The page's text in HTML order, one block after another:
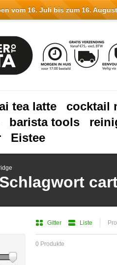
tea latte
cocktail
barista tools
Eistee
Gitter Liste
0 Produkte
vom 16. Juli bis zum 16.